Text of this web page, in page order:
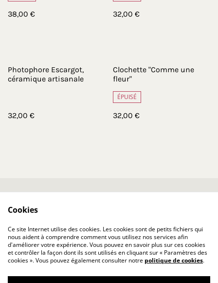
38,00 € 32,00 €
Photophore Escargot,
céramique artisanale
32,00 €
Clochette "Comme une
fleur"
ÉPUISÉ
32,00 €
confidentialité
Livraison
Cookies
Ce site Internet utilise des cookies. Les cookies sont de petits fichiers qui
nous aident à comprendre comment vous utilisez nos services afin
d'améliorer votre expérience. Vous pouvez en savoir plus sur ces cookies
et contrôler la façon dont ils sont utilisés en cliquant sur « Paramètres des
cookies ». Vous pouvez également consulter notre politique de cookies.